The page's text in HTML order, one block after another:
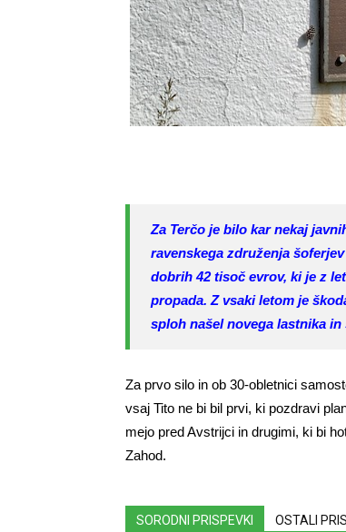
Za Terčo je bilo kar nekaj
ravenskega združenja
dobrih 42 tisoč evrov, ki je z
propada. Z vsaki letom je
sploh našel novega lastnika
Za prvo silo in ob 30-obletnici
vsaj Tito ne bi bil prvi, ki pozdravi
mejo pred Avstrijci in drugimi, ki bi
Zahod.
SORODNI PRISPEVKI OSTALI